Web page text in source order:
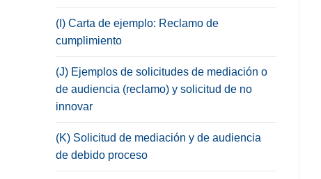
(I) Carta de ejemplo: Reclamo de
cumplimiento
(J) Ejemplos de solicitudes de mediación o
de audiencia (reclamo) y solicitud de no
innovar
(K) Solicitud de mediación y de audiencia
de debido proceso